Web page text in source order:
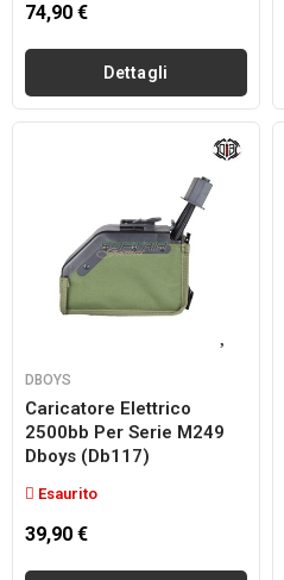
74,90 €
Dettagli
DBOYS
Caricatore Elettrico
2500bb Per Serie M249
Dboys (db117)
Esaurito
39,90 €